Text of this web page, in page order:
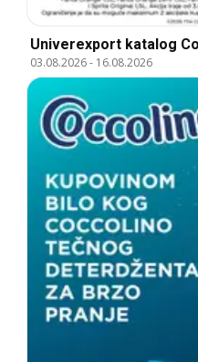
Univerexport katalog
03.08.2026- 16.08.2026